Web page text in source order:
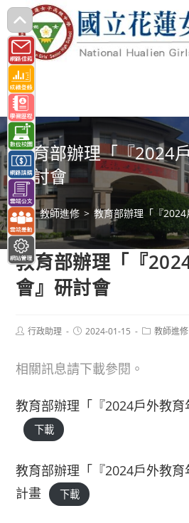
跳
轉
至
主
要
內
容 教育部辦理「『2024
研討會
> 教師進修 > 教育部辦理「『
教育部辦理「『
會』研討會
Post行政助理
Post2024-01-15
Post教師進修
相關訊息請下載參閱。
教育部辦理「『2024戶外教
下載
教育部辦理「『2024戶外教
計畫
下載